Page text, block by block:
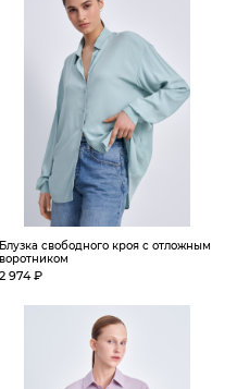
Блузка свободного кроя с отложным
воротником
2 974 ₽